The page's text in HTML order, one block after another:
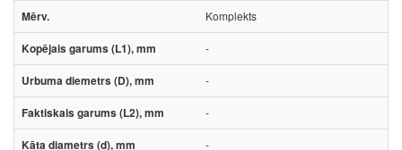
Komplekts
-
-
-
-